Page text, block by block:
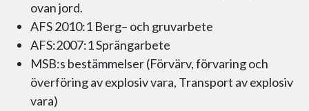
ovan jord.
AFS 2010:1 Berg– och gruvarbete
AFS:2007:1 Sprängarbete
MSB:s bestämmelser (Förvärv, förvaring och
överföring av explosiv vara, Transport av explosiv
vara)